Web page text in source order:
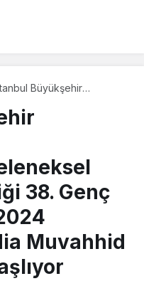
Büyükşehir
geleneksel
düzenlediği 38. Genç
8 Mayıs 2024
Ödül Töreni ile
38. Genç
Muvahhid